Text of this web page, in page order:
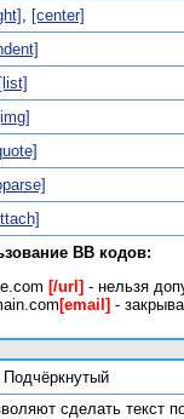
, [center]
[list]
BB кодов:
[/url] - нельзя
[email] -
сделать текст